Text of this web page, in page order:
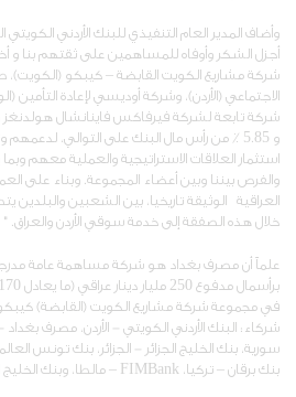
وأضاف المدير العام التنفيذي للبنك الأردني
أجزل الشكر وأوفاه للمساهمين على ثقتهم بنا و
شركة مشاريع الكويت القابضة – كيبكو (الكويت)،
الاجتماعي (الأردن)، وشركة أوديسي لإعادة التأمين
و 5.85 ٪ من رأس مال البنك على التوالي،
استثمار العلاقات الاستراتيجية والعملية معهم وبما
والفرص بيننا وبين أعضاء المجموعة. وبناء على العمق
العراقية الوثيقة تاريخيا، بين الشعبين والبلدين
خلال هذه الصفقة إلى خدمة سوقي الأردن والعراق. "
علماً أن مصرف بغداد هو شركة مساهمة عامة مدرجة
في مجموعة شركة مشاريع الكويت (القابضة)
شركاء: البنك الأردني الكويتي - الأردن، مصرف بغداد
سورية، بنك الخليج الجزائر - الجزائر، بنك تونس
بنك برقان – تركيا، FIMBank
– مالطا، وبنك